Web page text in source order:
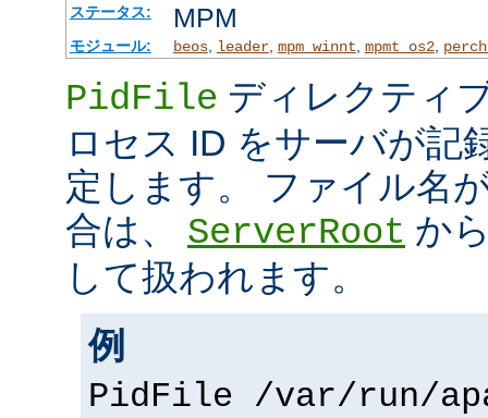
ステータス: MPM
モジュール: beos, leader, mpm_winnt mpmt_os2,
PidFile ディレクティ
ロセス ID をサーバが記
定します。 ファイル名
合は、 ServerRoot か
して扱われます。
例
PidFile /var/run/